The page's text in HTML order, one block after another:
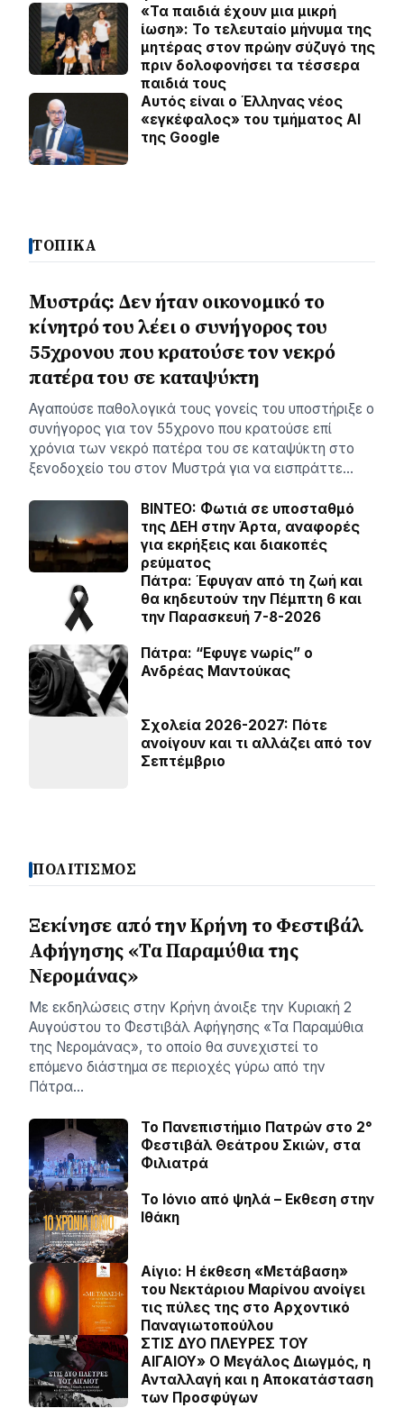
«Τα παιδιά έχουν μια μικρή
ίωση»: Το τελευταίο μήνυμα της
μητέρας στον πρώην σύζυγό της
πριν δολοφονήσει τα τέσσερα
παιδιά τους
Αυτός είναι ο Έλληνας νέος
«εγκέφαλος» του τμήματος AI
της Google
ΤΟΠΙΚΑ
Μυστράς: Δεν ήταν οικονομικό το
κίνητρό του λέει ο συνήγορος του
55χρονου που κρατούσε τον νεκρό
πατέρα του σε καταψύκτη
Αγαπούσε παθολογικά τους γονείς του υποστήριξε ο
συνήγορος για τον 55χρονο που κρατούσε επί
χρόνια των νεκρό πατέρα του σε καταψύκτη στο
ξενοδοχείο του στον Μυστρά για να εισπράττε…
BINTEO: Φωτιά σε υποσταθμό
της ΔΕΗ στην Άρτα, αναφορές
για εκρήξεις και διακοπές
ρεύματος
Πάτρα: Έφυγαν από τη ζωή και
θα κηδευτούν την Πέμπτη 6 και
την Παρασκευή 7-8-2026
Πάτρα: “Εφυγε νωρίς” ο
Ανδρέας Μαντούκας
Σχολεία 2026-2027: Πότε
ανοίγουν και τι αλλάζει από τον
Σεπτέμβριο
ΠΟΛΙΤΙΣΜΟΣ
Ξεκίνησε από την Κρήνη το Φεστιβάλ
Αφήγησης «Τα Παραμύθια της
Νερομάνας»
Με εκδηλώσεις στην Κρήνη άνοιξε την Κυριακή 2
Αυγούστου το Φεστιβάλ Αφήγησης «Τα Παραμύθια
της Νερομάνας», το οποίο θα συνεχιστεί το
επόμενο διάστημα σε περιοχές γύρω από την
Πάτρα…
Το Πανεπιστήμιο Πατρών στο 2°
Φεστιβάλ Θεάτρου Σκιών, στα
Φιλιατρά
Το Ιόνιο από ψηλά – Eκθεση στην
Ιθάκη
Αίγιο: Η έκθεση «Μετάβαση»
του Νεκτάριου Μαρίνου ανοίγει
τις πύλες της στο Αρχοντικό
Παναγιωτοπούλου
ΣΤΙΣ ΔΥΟ ΠΛΕΥΡΕΣ ΤΟΥ
ΑΙΓΑΙΟΥ» Ο Μεγάλος Διωγμός, η
Ανταλλαγή και η Αποκατάσταση
των Προσφύγων